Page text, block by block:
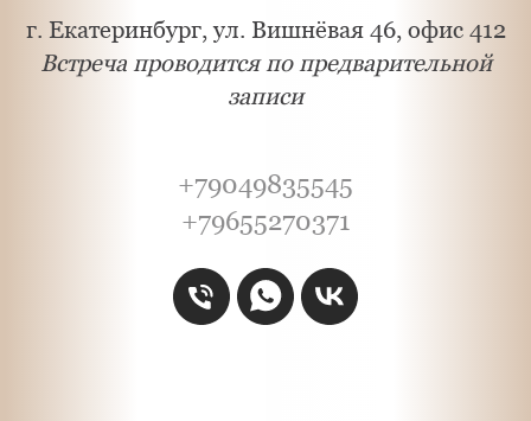
г. Екатеринбург, ул. Вишнёвая 46, офис 412
Встреча проводится по предварительной
записи
+79049835545
+79655270371